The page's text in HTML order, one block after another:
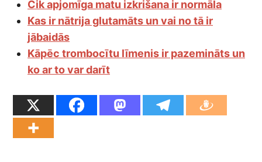
Cik apjomīga matu izkrišana ir normāla
Kas ir nātrija glutamāts un vai no tā ir
jābaidās
Kāpēc trombocītu līmenis ir pazemināts un
ko ar to var darīt